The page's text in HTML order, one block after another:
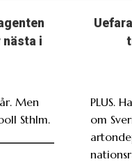
nästa i
Men
Sthlm.
PLUS.
om